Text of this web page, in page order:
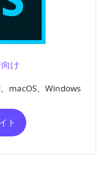
け
macOS、Windows
ト